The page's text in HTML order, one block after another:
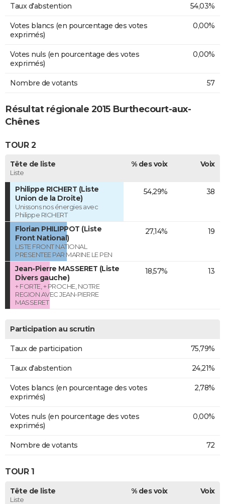
Taux d'abstention 54,03%
Votes blancs (en pourcentage des votes
exprimés)
0,00%
Votes nuls (en pourcentage des votes
exprimés)
0,00%
Nombre de votants 57
Résultat régionale 2015 Burthecourt-aux-
Chênes
TOUR 2
Tête de liste
Liste
% des voix Voix
Philippe RICHERT (Liste
Union de la Droite)
Unissons nos énergies avec
Philippe RICHERT
54,29% 38
Florian PHILIPPOT (Liste
Front National)
LISTE FRONT NATIONAL
PRESENTEE PAR MARINE LE PEN
27,14% 19
Jean-Pierre MASSERET (Liste
Divers gauche)
+ FORTE, + PROCHE, NOTRE
REGION AVEC JEAN-PIERRE
MASSERET
18,57% 13
Participation au scrutin
Taux de participation 75,79%
Taux d'abstention 24,21%
Votes blancs (en pourcentage des votes
exprimés)
2,78%
Votes nuls (en pourcentage des votes
exprimés)
0,00%
Nombre de votants 72
TOUR 1
Tête de liste
Liste
% des voix Voix